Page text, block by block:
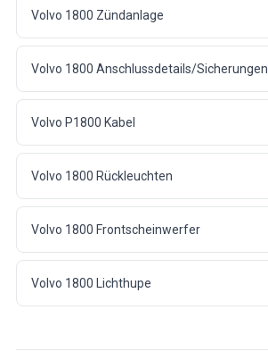
Volvo 1800 Zündanlage
Volvo 1800 Anschlussdetails/Sicherungen
Volvo P1800 Kabel
Volvo 1800 Rückleuchten
Volvo 1800 Frontscheinwerfer
Volvo 1800 Lichthupe